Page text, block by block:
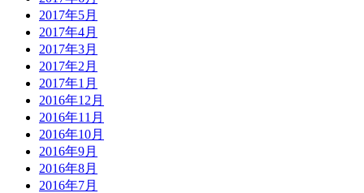
2017年5月
2017年4月
2017年3月
2017年2月
2017年1月
2016年12月
2016年11月
2016年10月
2016年9月
2016年8月
2016年7月